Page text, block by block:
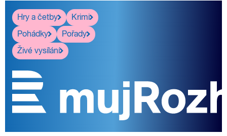
Hry a četby
Krimi
Pohádky
Pořady
Živé vysílání